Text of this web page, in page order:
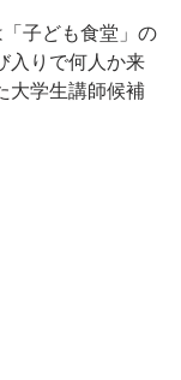
「子ども食堂」の
入りで何人か来
大学生講師候補